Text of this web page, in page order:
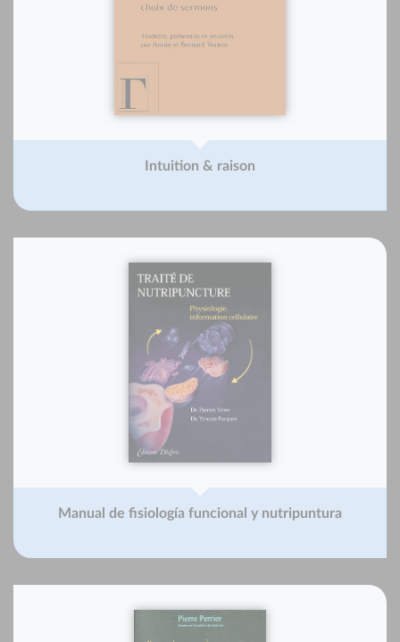
Intuition & raison
Manual de fisiología funcional y nutripuntura